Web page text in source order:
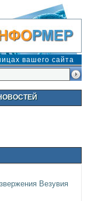
вашего сайта
Везувия